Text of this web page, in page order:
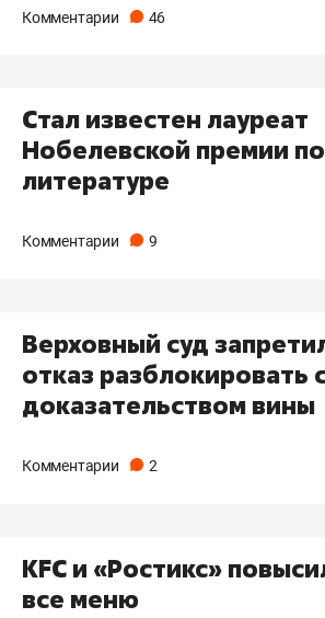
Комментарии 46
Стал известен лауреат
Нобелевской премии по
литературе
Комментарии 9
Верховный суд
отказ разблокировать
доказательством вины
Комментарии 2
KFC и «Ростикс»
все меню